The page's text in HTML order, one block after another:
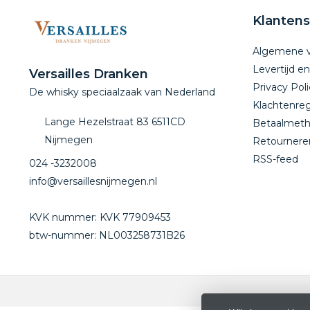
Versailles Dranken
De whisky speciaalzaak van Nederland
Lange Hezelstraat 83 6511CD
Nijmegen
024 -3232008
info@versaillesnijmegen.nl
KVK nummer: KVK 77909453
btw-nummer: NL003258731B26
Algemene
Levertijd
Privacy
RSS-feed